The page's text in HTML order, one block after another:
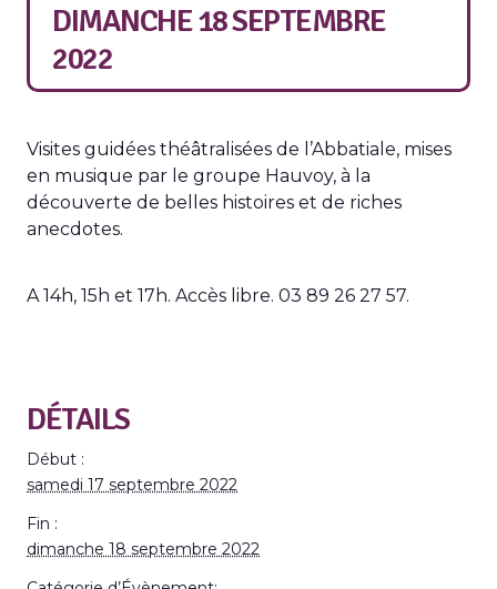
DIMANCHE 18 SEPTEMBRE
2022
Visites guidées théâtralisées de l’Abbatiale, mises
en musique par le groupe Hauvoy, à la
découverte de belles histoires et de riches
anecdotes.
A 14h, 15h et 17h. Accès libre. 03 89 26 27 57.
DÉTAILS
Début :
samedi 17 septembre 2022
Fin :
dimanche 18 septembre 2022